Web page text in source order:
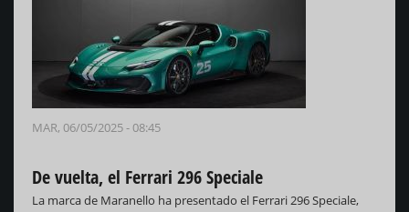
MAR, 06/05/2025 - 08:45
De vuelta, el Ferrari 296 Speciale
La marca de Maranello ha presentado el Ferrari 296 Speciale,